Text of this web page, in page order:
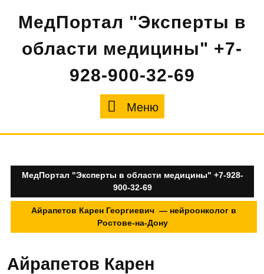
содержимому
МедПортал "Эксперты в
области медицины" +7-
928-900-32-69
Меню
МедПортал "Эксперты в области медицины" +7-928-
900-32-69
Айрапетов Карен Георгиевич — нейроонколог в
Ростове-на-Дону
Айрапетов Карен